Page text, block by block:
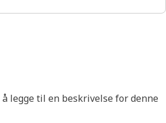
legge til en beskrivelse for denne